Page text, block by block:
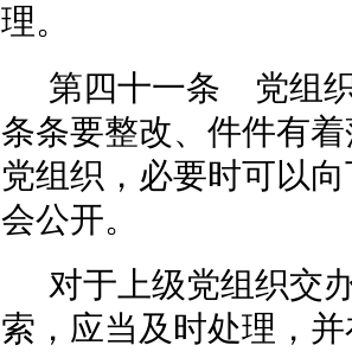
理。
第四十一条 党组
条条要整改、件件有
党组织，必要时可以
会公开。
对于上级党组织交
索，应当及时处理，